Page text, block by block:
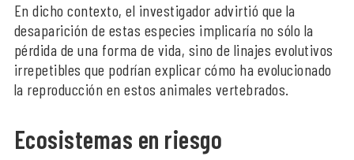
En dicho contexto, el investigador advirtió que la
desaparición de estas especies implicaría no sólo la
pérdida de una forma de vida, sino de linajes evolutivos
irrepetibles que podrían explicar cómo ha evolucionado
la reproducción en estos animales vertebrados.
Ecosistemas en riesgo